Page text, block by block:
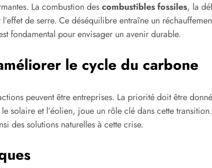
La combustion descombustibles fossiles, la
de serre. Ce déséquilibre entraîne un
fondamental pour envisager un avenir durable.
le cycle du carbone
peuvent être entreprises. La priorité doit être
solaire et l’éolien, joue un rôle clé dans cette
des solutions naturelles à cette crise.